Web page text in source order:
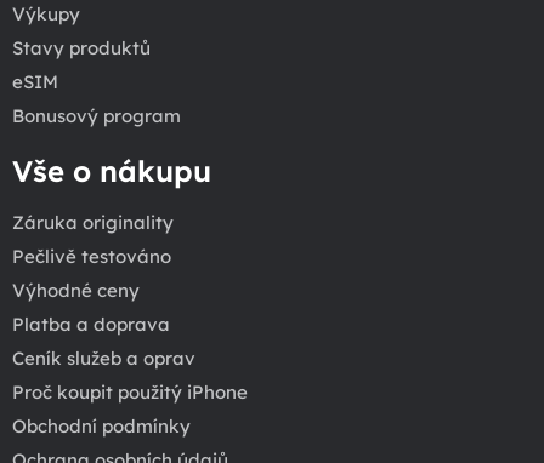
Výkupy
Stavy produktů
eSIM
Bonusový program
Vše o nákupu
Záruka originality
Pečlivě testováno
Výhodné ceny
Platba a doprava
Ceník služeb a oprav
Proč koupit použitý iPhone
Obchodní podmínky